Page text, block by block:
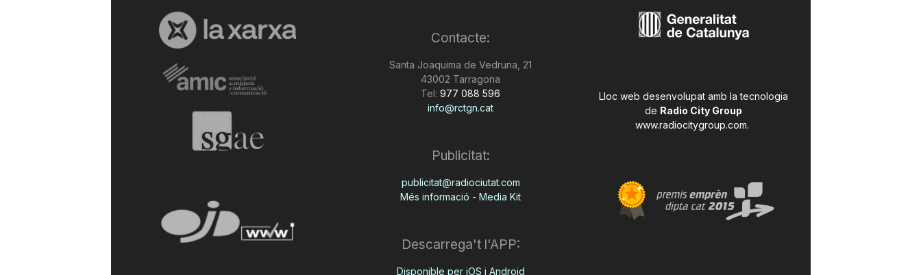
Contacte:
Santa Joaquima de Vedruna, 21
43002 Tarragona
Tel: 977 088 596
info@rctgn.cat
Publicitat:
publicitat@radiociutat.com
Més informació - Media Kit
Descarrega't l'APP:
Disponible per iOS i Android
Lloc web desenvolupat amb la tecnologia
de Radio City Group
www.radiocitygroup.com.